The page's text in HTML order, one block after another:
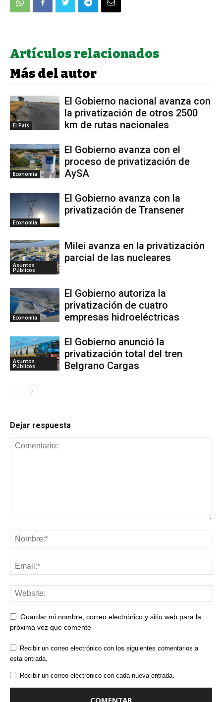
Artículos relacionados
Más del autor
El País
El Gobierno nacional avanza con
la privatización de otros 2500
km de rutas nacionales
Economía
El Gobierno avanza con el
proceso de privatización de
AySA
Economía
El Gobierno avanza con la
privatización de Transener
Asuntos
Públicos
Milei avanza en la privatización
parcial de las nucleares
Economía
El Gobierno autoriza la
privatización de cuatro
empresas hidroeléctricas
Asuntos
Públicos
El Gobierno anunció la
privatización total del tren
Belgrano Cargas
Dejar respuesta
Guardar mi nombre, correo electrónico y sitio web para la
próxima vez que comente
Recibir un correo electrónico con los siguientes comentarios a
esta entrada.
Recibir un correo electrónico con cada nueva entrada.